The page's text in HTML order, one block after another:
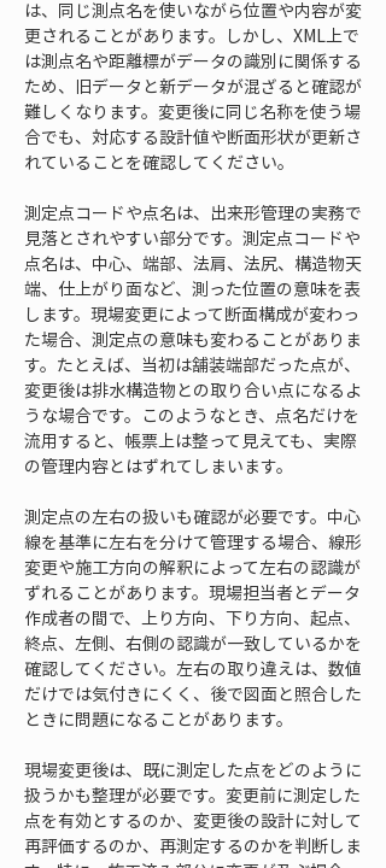
は、同じ測点名を使いながら位置や内容が変
更されることがあります。しかし、XML上で
は測点名や距離標がデータの識別に関係する
ため、旧データと新データが混ざると確認が
難しくなります。変更後に同じ名称を使う場
合でも、対応する設計値や断面形状が更新さ
れていることを確認してください。
測定点コードや点名は、出来形管理の実務で
見落とされやすい部分です。測定点コードや
点名は、中心、端部、法肩、法尻、構造物天
端、仕上がり面など、測った位置の意味を表
します。現場変更によって断面構成が変わっ
た場合、測定点の意味も変わることがありま
す。たとえば、当初は舗装端部だった点が、
変更後は排水構造物との取り合い点になるよ
うな場合です。このようなとき、点名だけを
流用すると、帳票上は整って見えても、実際
の管理内容とはずれてしまいます。
測定点の左右の扱いも確認が必要です。中心
線を基準に左右を分けて管理する場合、線形
変更や施工方向の解釈によって左右の認識が
ずれることがあります。現場担当者とデータ
作成者の間で、上り方向、下り方向、起点、
終点、左側、右側の認識が一致しているかを
確認してください。左右の取り違えは、数値
だけでは気付きにくく、後で図面と照合した
ときに問題になることがあります。
現場変更後は、既に測定した点をどのように
扱うかも整理が必要です。変更前に測定した
点を有効とするのか、変更後の設計に対して
再評価するのか、再測定するのかを判断しま